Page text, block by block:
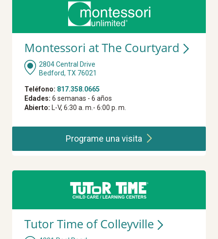
Montessori at The Courtyard
2804 Central Drive
Bedford, TX 76021
Teléfono: 817.358.0665
Edades: 6 semanas - 6 años
Abierto: L-V, 6:30 a. m.- 6:00 p. m.
Programe unavisita
Tutor Time of Colleyville